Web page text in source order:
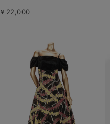
￥22,000